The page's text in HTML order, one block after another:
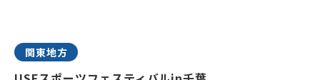
関東地方